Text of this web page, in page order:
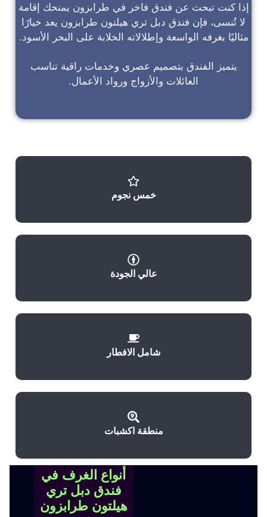
إذا كنت تبحث عن فندق فاخر في طرابزون يمنحك إقامة
لا تُنسى، فإن فندق دبل تري هيلتون طرابزون يعد خيارًا
مثاليًا بغرفه الواسعة وإطلالاته الخلابة على البحر الأسود.
يتميز الفندق بتصميم عصري وخدمات راقية تناسب
العائلات والأزواج ورواد الأعمال.
خمس نجوم
عالي الجودة
شامل الافطار
منطقة اكشبات
أنواع الغرف في
فندق دبل تري
هيلتون طرابزون